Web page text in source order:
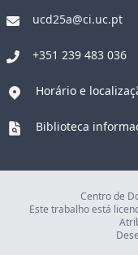
ucd25a@ci.uc.pt
+351 239 483 036
Horário e
Biblioteca
Centro de
Este trabalho está